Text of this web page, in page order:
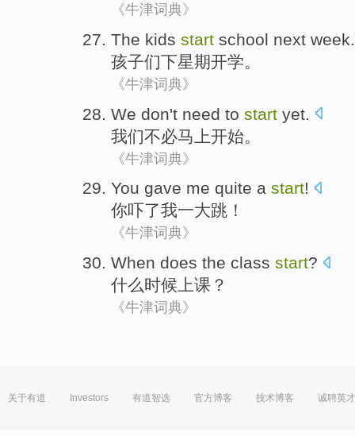
《牛津词典》
The kids start school next week.
孩子们下星期开学。
《牛津词典》
We don't need to start yet.
我们不必马上开始。
《牛津词典》
You gave me quite a start!
你吓了我一大跳 ！
《牛津词典》
When does the class start?
什么时候 上课 ？
《牛津词典》
关于有道 Investors 有道智选 官方博客 技术博客 诚聘英才